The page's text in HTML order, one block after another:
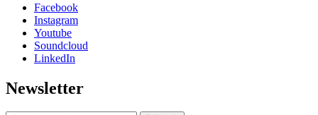
Facebook
Instagram
Youtube
Soundcloud
LinkedIn
Newsletter